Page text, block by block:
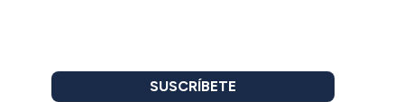
SUSCRÍBETE